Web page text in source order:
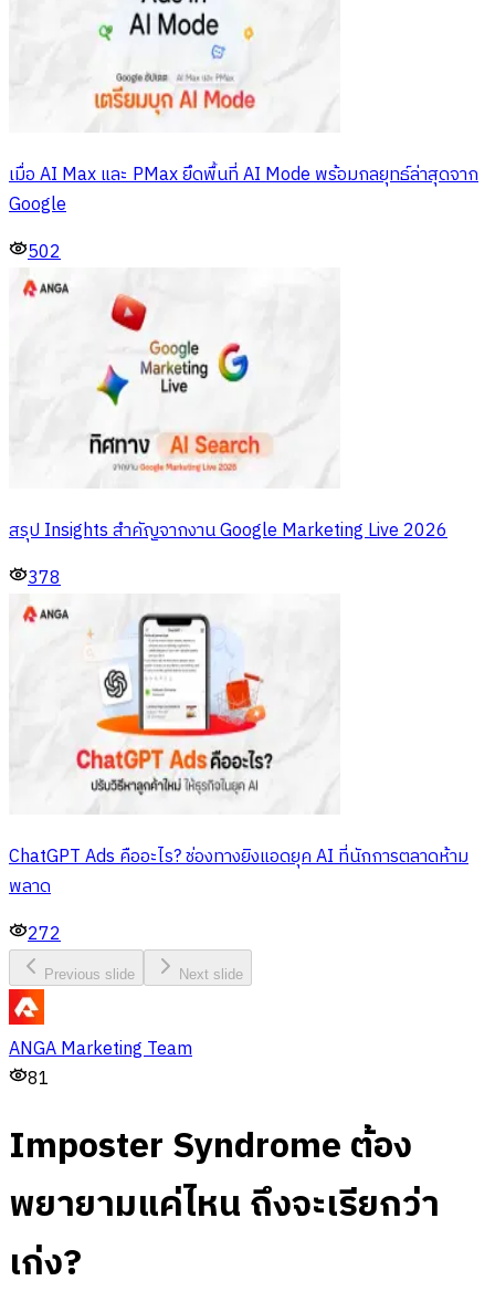
เมื่อ AI Max และ PMax ยึดพื้นที่ AI Mode พร้อมกลยุทธ์ล่าสุดจาก
Google
502
สรุป Insights สำคัญจากงาน Google Marketing Live 2026
378
ChatGPT Ads คืออะไร? ช่องทางยิงแอดยุค AI ที่นักการตลาดห้าม
พลาด
272
Previous slide Next slide
ANGA Marketing Team
81
Imposter Syndrome ต้อง
พยายามแค่ไหน ถึงจะเรียกว่า
เก่ง?